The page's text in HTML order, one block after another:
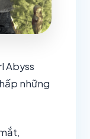
Abyss
những